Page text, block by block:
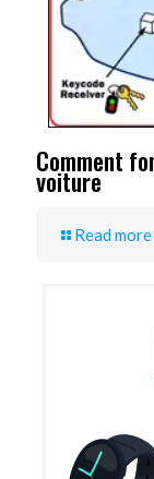
Comment
voiture
Read more